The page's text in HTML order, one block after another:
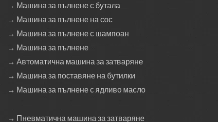
→ Машина за пълнене с бутала
→ Машина за пълнене на сос
→ Машина за пълнене с шампоан
→ Машина за пълнене
→ Автоматична машина за затваряне
→ Машина за поставяне на бутилки
→ Машина за пълнене с ядливо масло
→ Пневматична машина за затваряне